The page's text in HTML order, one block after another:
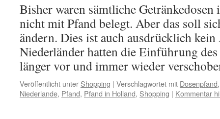
Bisher waren sämtliche Getränkedosen
nicht mit Pfand belegt. Aber das soll
ändern. Dies ist auch ausdrücklich
Niederländer hatten die Einführung
länger vor und immer wieder
Veröffentlicht unter Shopping | Verschlagwortet mit Dosenpfand
Niederlande, Pfand, Pfand in Holland, Shopping | Kommentar